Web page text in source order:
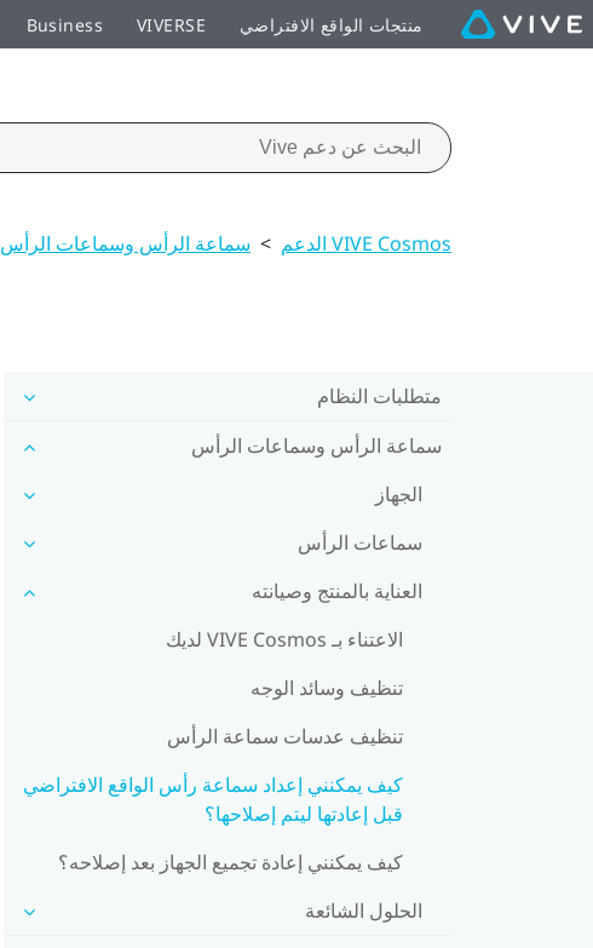
منتجات الواقع الافتراضي VIVERSE
Business
VIVE Cosmos الدعم > سماعة الرأس وسماعات الرأس
متطلبات النظام
سماعة الرأس وسماعات الرأس
الجهاز
سماعات الرأس
العناية بالمنتج وصيانته
الاعتناء بـ VIVE Cosmos لديك
تنظيف وسائد الوجه
تنظيف عدسات سماعة الرأس
كيف يمكنني إعداد سماعة رأس الواقع الافتراضي
قبل إعادتها ليتم إصلاحها؟
كيف يمكنني إعادة تجميع الجهاز بعد إصلاحه؟
الحلول الشائعة